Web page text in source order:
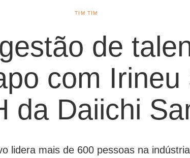
TIM TIM
de
com
da Daiichi
lidera mais de 600 pessoas na